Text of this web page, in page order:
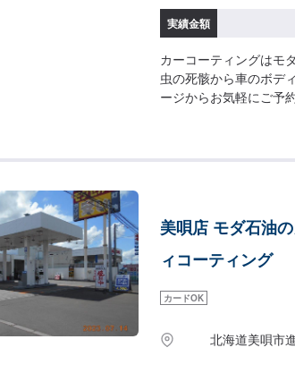
実績金額
カーコーティングはモ
虫の死骸から車のボデ
ージからお気軽にご予
美唄店 モダ石油
ィコーティング
カードOK
北海道美唄市